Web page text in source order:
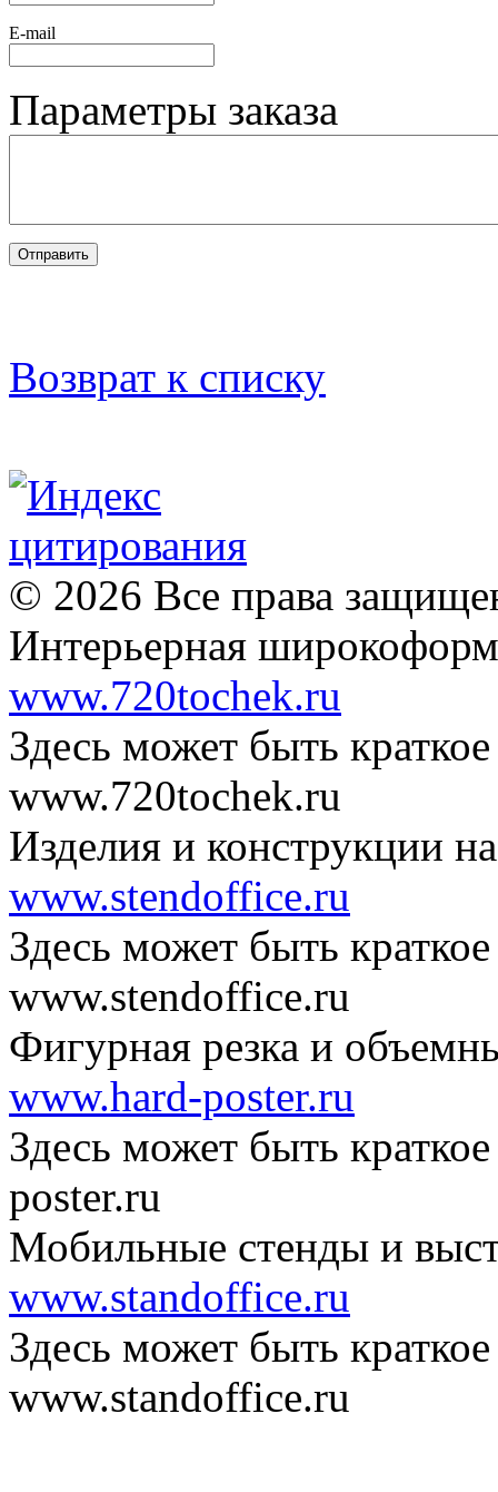
Е-mail
Параметры заказа
Возврат к списку
© 2026 Все права
Интерьерная
www.720tochek.ru
Здесь может быть
www.720tochek.ru
Изделия и конструкции на
www.stendoffice.ru
Здесь может быть
www.stendoffice.ru
Фигурная резка и
www.hard-poster.ru
Здесь может быть
poster.ru
Мобильные стенды и
www.standoffice.ru
Здесь может быть
www.standoffice.ru